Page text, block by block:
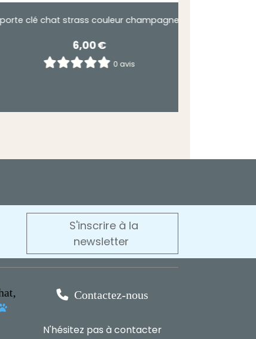
porte clé bijou de sac chat gris argenté
7,50€
0 avis
S'inscrire à la
newsletter
 Contactez-nous
N'hésitez pas à contacter